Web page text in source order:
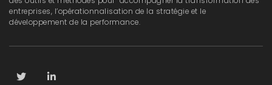
entreprises, l’opérationnalisation de la stratégie et le
développement de la performance.